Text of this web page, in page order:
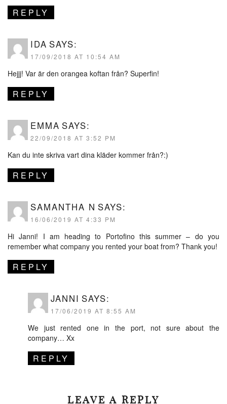
REPLY
IDA SAYS:
17/09/2018 AT 10:54 AM
Hejjj! Var är den orangea koftan från? Superfin!
REPLY
EMMA SAYS:
22/09/2018 AT 3:52 PM
Kan du inte skriva vart dina kläder kommer från?:)
REPLY
SAMANTHA N SAYS:
16/06/2019 AT 4:33 PM
Hi Janni! I am heading to Portofino this summer – do you
remember what company you rented your boat from? Thank you!
REPLY
JANNI SAYS:
17/06/2019 AT 8:55 AM
We just rented one in the port, not sure about the
company… Xx
REPLY
LEAVE A REPLY